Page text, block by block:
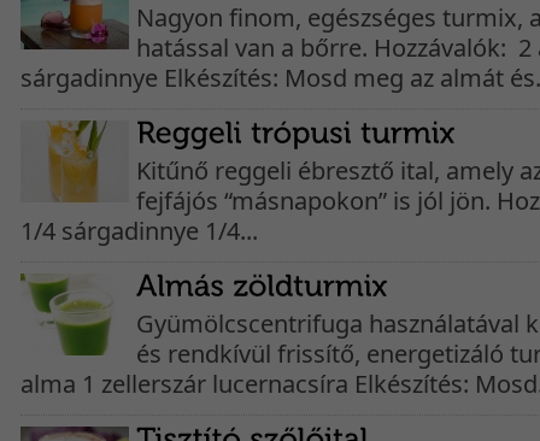
Nagyon finom, egészséges turmix,
hatással van a bőrre. Hozzávalók:
sárgadinnye Elkészítés: Mosd meg az almát
Kitűnő reggeli ébresztő ital, amely
fejfájós “másnapokon” is jól jön.
1/4 sárgadinnye 1/4...
Gyümölcscentrifuga használatával
és rendkívül frissítő, energetizáló
alma 1 zellerszár lucernacsíra Elkészítés: